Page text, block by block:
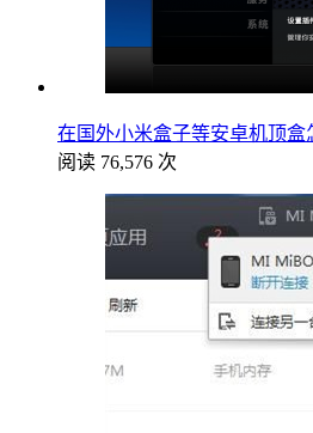
在国外小米盒子等安卓机顶盒
阅读 76,576 次